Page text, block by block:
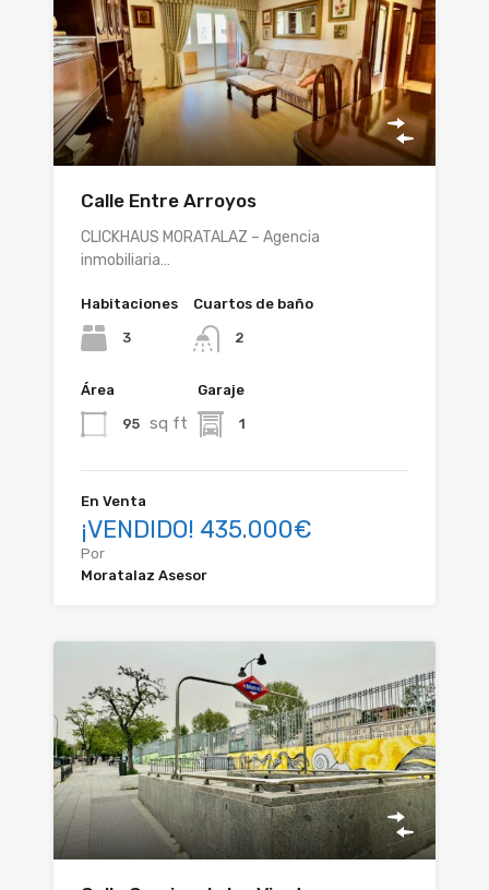
Calle Entre Arroyos
CLICKHAUS MORATALAZ – Agencia
inmobiliaria…
Habitaciones
3
Cuartos de baño
2
Área
95 sq ft
Garaje
1
En Venta
¡VENDIDO! 435.000€
Por
Moratalaz Asesor